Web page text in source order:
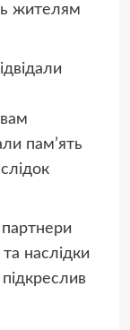
жителям
пам’ять
наслідки